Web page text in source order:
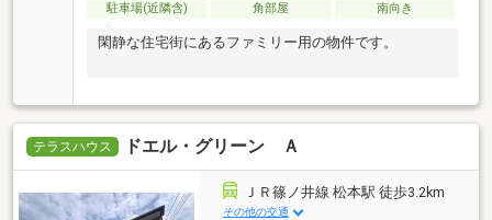
駐車場(近隣含)
角部屋 南向き
閑静な住宅街にあるファミリー用の物件です。
テラスハウス ドエル・グリーン Ａ
ＪＲ篠ノ井線 松本駅 徒歩3.2km
その他の交通